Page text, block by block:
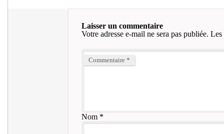
Laisser un commentaire
Votre adresse e-mail ne sera pas publiée. Les
Commentaire *
Nom*